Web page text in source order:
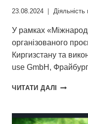
23.08.2024 Діяльність
У рамках
організованого
Киргизстану та
use GmbH,
ЧИТАТИ ДАЛІ
ДРУГА
ЛІСІВ